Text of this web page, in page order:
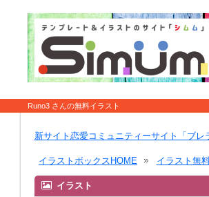
Runo3 さんの無料イラスト
新サイト恋愛コミュニティーサイト「ブレ
イラストボックスHOME イラスト無
イラスト